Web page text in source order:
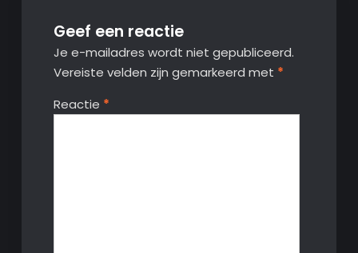
Geef een reactie
Je e-mailadres wordt niet gepubliceerd.
Vereiste velden zijn gemarkeerd met *
Reactie *